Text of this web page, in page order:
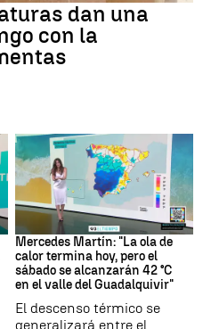
dan una
con la
La previsión
Mercedes Martín: "La ola de
calor termina hoy, pero el
sábado se alcanzarán 42 °C
en el valle del Guadalquivir"
El descenso térmico se
generalizará entre el